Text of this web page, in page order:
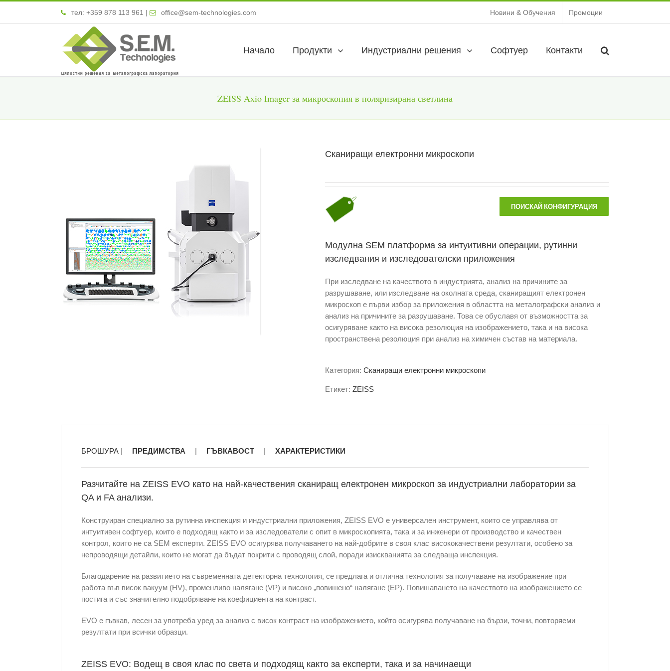
тел: +359 878 113 961 | office@sem-technologies.com Новини & Обучения Промоции
Начало Продукти Индустриални решения Софтуер Контакти
ZEISS Axio Imager за микроскопия в поляризирана светлина
Сканиращи електронни микроскопи
ПОИСКАЙ КОНФИГУРАЦИЯ
Модулна SEM платформа за интуитивни операции, рутинни
изследвания и изследователски приложения
При изследване на качеството в индустрията, анализ на причините за
разрушаване, или изследване на околната среда, сканиращият електронен
микроскоп е първи избор за приложения в областта на металографски анализ и
анализ на причините за разрушаване. Това се обуславя от възможността за
осигуряване както на висока резолюция на изображението, така и на висока
пространствена резолюция при анализ на химичен състав на материала.
Категория: Сканиращи електронни микроскопи
Етикет: ZEISS
БРОШУРА | ПРЕДИМСТВА | ГЪВКАВОСТ | ХАРАКТЕРИСТИКИ
Разчитайте на ZEISS EVO като на най-качествения сканиращ електронен микроскоп за индустриални лаборатории за
QA и FA анализи.
Конструиран специално за рутинна инспекция и индустриални приложения, ZEISS EVO е универсален инструмент, които се управлява от
интуитивен софтуер, които е подходящ както и за изследователи с опит в микроскопията, така и за инженери от производство и качествен
контрол, които не са SEM експерти. ZEISS EVO осигурява получаването на най-добрите в своя клас висококачествени резултати, особено за
непроводящи детайли, които не могат да бъдат покрити с проводящ слой, поради изискванията за следваща инспекция.
Благодарение на развитието на съвременната детекторна технология, се предлага и отлична технология за получаване на изображение при
работа във висок вакуум (HV), променливо налягане (VP) и високо „повишено“ налягане (EP). Повишаването на качеството на изображението се
постига и със значително подобряване на коефициента на контраст.
EVO е гъвкав, лесен за употреба уред за анализ с висок контраст на изображението, който осигурява получаване на бързи, точни, повторяеми
резултати при всички образци.
ZEISS EVO: Водещ в своя клас по света и подходящ както за експерти, така и за начинаещи